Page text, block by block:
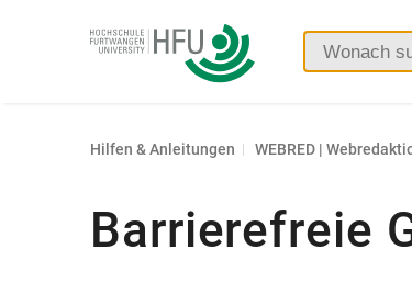
Hochschule
Furtwangen
Hilfen & Anleitungen WEBRED |
Barrierefreie